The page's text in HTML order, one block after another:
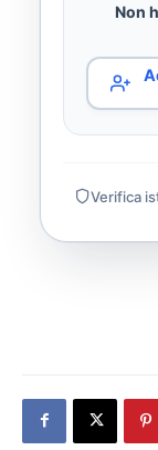
Non
Verifica